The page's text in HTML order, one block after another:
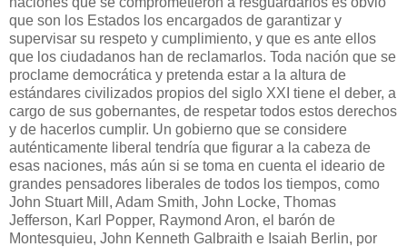
que son los Estados los encargados de garantizar y
supervisar su respeto y cumplimiento, y que es ante ellos
que los ciudadanos han de reclamarlos. Toda nación que se
proclame democrática y pretenda estar a la altura de
estándares civilizados propios del siglo XXI tiene el deber, a
cargo de sus gobernantes, de respetar todos estos derechos
y de hacerlos cumplir. Un gobierno que se considere
auténticamente liberal tendría que figurar a la cabeza de
esas naciones, más aún si se toma en cuenta el ideario de
grandes pensadores liberales de todos los tiempos, como
John Stuart Mill, Adam Smith, John Locke, Thomas
Jefferson, Karl Popper, Raymond Aron, el barón de
Montesquieu, John Kenneth Galbraith e Isaiah Berlin, por